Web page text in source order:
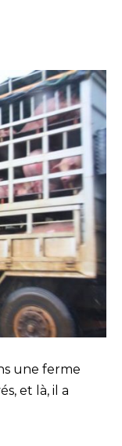
une ferme
et là, il a